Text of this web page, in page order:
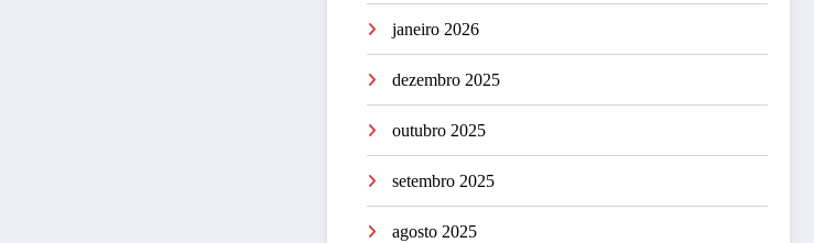
janeiro 2026
dezembro 2025
outubro 2025
setembro 2025
agosto 2025